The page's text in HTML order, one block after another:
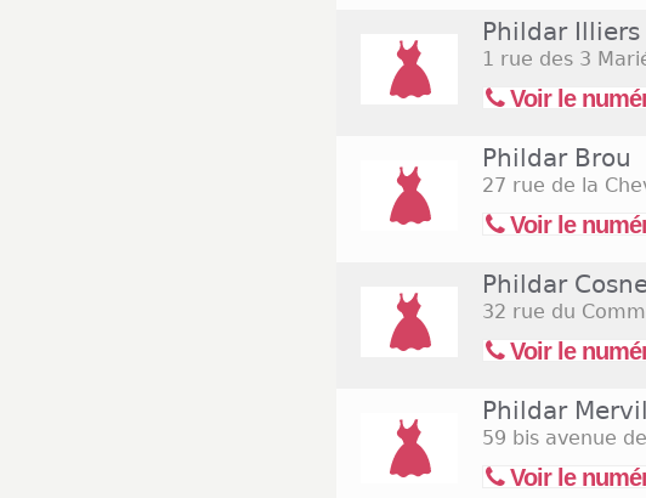
Phildar
1 rue des 3
Voir le
Phildar Brou
27 rue de la
Voir le
Phildar
32 rue du
Voir le
Phildar
59 bis avenue
Voir le